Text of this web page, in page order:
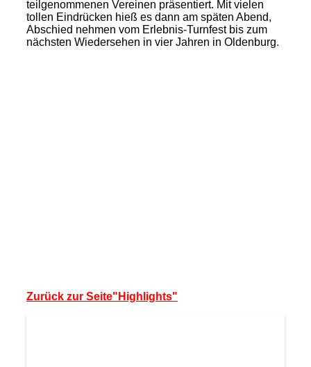
teilgenommenen Vereinen präsentiert. Mit vielen
tollen Eindrücken hieß es dann am späten Abend,
Abschied nehmen vom Erlebnis-Turnfest bis zum
nächsten Wiedersehen in vier Jahren in Oldenburg.
Zurück zur Seite"Highlights"